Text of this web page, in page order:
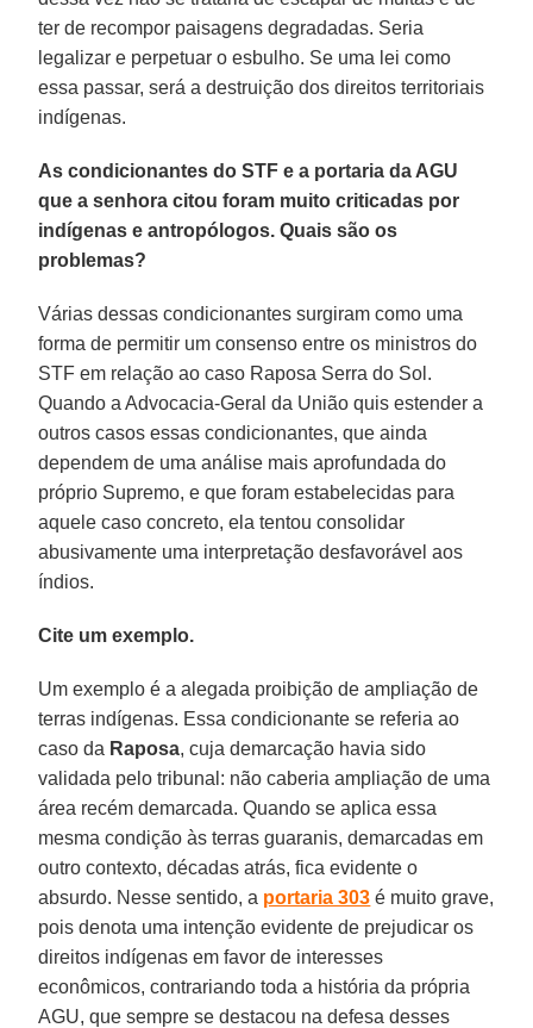
ter de recompor paisagens degradadas. Seria
legalizar e perpetuar o esbulho. Se uma lei como
essa passar, será a destruição dos direitos territoriais
indígenas.
As condicionantes do STF e a portaria da AGU
que a senhora citou foram muito criticadas por
indígenas e antropólogos. Quais são os
problemas?
Várias dessas condicionantes surgiram como uma
forma de permitir um consenso entre os ministros do
STF em relação ao caso Raposa Serra do Sol.
Quando a Advocacia-Geral da União quis estender a
outros casos essas condicionantes, que ainda
dependem de uma análise mais aprofundada do
próprio Supremo, e que foram estabelecidas para
aquele caso concreto, ela tentou consolidar
abusivamente uma interpretação desfavorável aos
índios.
Cite um exemplo.
Um exemplo é a alegada proibição de ampliação de
terras indígenas. Essa condicionante se referia ao
caso da Raposa, cuja demarcação havia sido
validada pelo tribunal: não caberia ampliação de uma
área recém demarcada. Quando se aplica essa
mesma condição às terras guaranis, demarcadas em
outro contexto, décadas atrás, fica evidente o
absurdo. Nesse sentido, a portaria 303 é muito grave,
pois denota uma intenção evidente de prejudicar os
direitos indígenas em favor de interesses
econômicos, contrariando toda a história da própria
AGU, que sempre se destacou na defesa desses